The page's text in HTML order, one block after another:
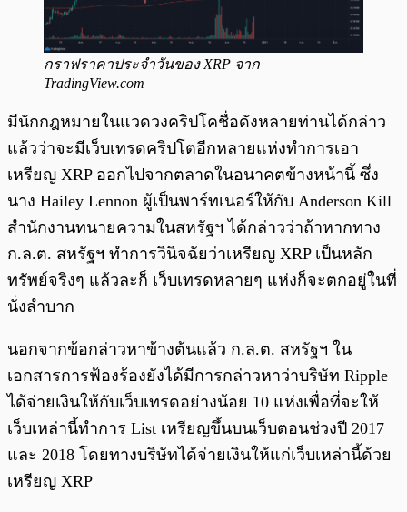
กราฟราคาประจำวันของ XRP จาก
TradingView.com
มีนักกฎหมายในแวดวงคริปโคชื่อดังหลายท่านได้กล่าว
แล้วว่าจะมีเว็บเทรดคริปโตอีกหลายแห่งทำการเอา
เหรียญ XRP ออกไปจากตลาดในอนาคตข้างหน้านี้ ซึ่ง
นาง Hailey Lennon ผู้เป็นพาร์ทเนอร์ให้กับ Anderson Kill
สำนักงานทนายความในสหรัฐฯ ได้กล่าวว่าถ้าหากทาง
ก.ล.ต. สหรัฐฯ ทำการวินิจฉัยว่าเหรียญ XRP เป็นหลัก
ทรัพย์จริงๆ แล้วละก็ เว็บเทรดหลายๆ แห่งก็จะตกอยู่ในที่
นั่งลำบาก
นอกจากข้อกล่าวหาข้างต้นแล้ว ก.ล.ต. สหรัฐฯ ใน
เอกสารการฟ้องร้องยังได้มีการกล่าวหาว่าบริษัท Ripple
ได้จ่ายเงินให้กับเว็บเทรดอย่างน้อย 10 แห่งเพื่อที่จะให้
เว็บเหล่านี้ทำการ List เหรียญขึ้นบนเว็บตอนช่วงปี 2017
และ 2018 โดยทางบริษัทได้จ่ายเงินให้แก่เว็บเหล่านี้ด้วย
เหรียญ XRP